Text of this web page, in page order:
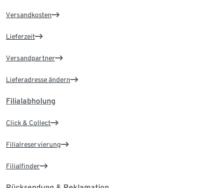
Versandkosten
Lieferzeit
Versandpartner
Lieferadresse ändern
Filialabholung
Click & Collect
Filialreservierung
Filialfinder